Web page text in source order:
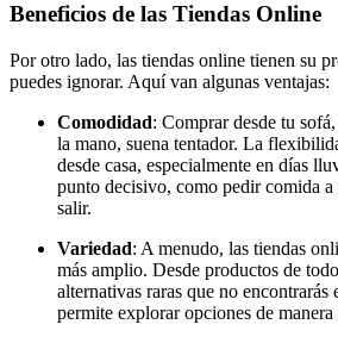
Beneficios de las Tiendas Online
Por otro lado, las tiendas online tienen su
puedes ignorar. Aquí van algunas ventajas:
Comodidad: Comprar desde tu
la mano, suena tentador. La
desde casa, especialmente en días
punto decisivo, como pedir comida
salir.
Variedad: A menudo, las tiendas
más amplio. Desde productos de
alternativas raras que no encontrarás
permite explorar opciones de